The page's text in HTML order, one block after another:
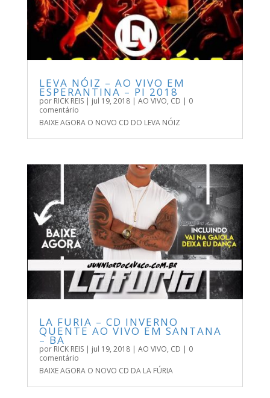
LEVA NÓIZ – AO VIVO EM
ESPERANTINA – PI 2018
por RICK REIS| jul 19, 2018| AO VIVO, CD | 0
comentário
BAIXE AGORA O NOVO CD DO LEVA NÓIZ
LA FURIA – CD INVERNO
QUENTE AO VIVO EM SANTANA
– BA
por RICK REIS| jul 19, 2018| AO VIVO, CD | 0
comentário
BAIXE AGORA O NOVO CD DA LA FÚRIA